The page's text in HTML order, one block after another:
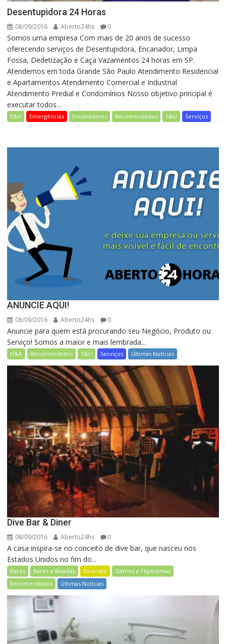
Desentupidora 24 Horas
08/09/2016 Aberto24hs 0
Somos uma empresa Com mais de 20 anos de sucesso
oferecendo serviços de Desentupidora, Encanador, Limpa
Fossa, Dedetização e Caça Vazamentos 24 horas em SP.
Atendemos em toda Grande São Paulo Atendimento Residencial
e Apartamentos Atendimento Comercial e Industrial
Atendimento Predial e Condomínios Nosso objetivo principal é
executar todos...
E&V Emergências Encanadores Recomendados S&U Serviços
ANUNCIE AQUI!
08/09/2016 Aberto24hs 0
Anuncie para quem está procurando seu Negócio, Produto ou
Serviço! Somos a maior e mais lembrada...
H&A Recomendados S&U Serviços Últimas Notícias
Dive Bar & Diner
08/09/2016 Aberto24hs 0
A casa inspira-se no conceito de dive bar, que nasceu nos
Estados Unidos no fim do...
Bares Bares e Baladas Diversão
Games e Fliperamas
Recomendados
Últimas Notícias